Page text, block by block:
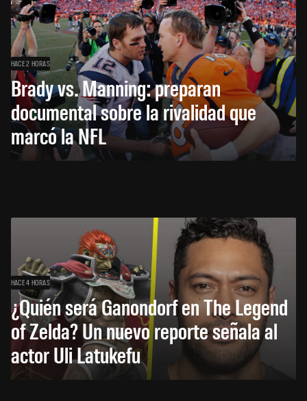
HACE 2 HORAS
Brady vs. Manning: preparan
documental sobre la rivalidad que
marcó la NFL
HACE 4 HORAS
¿Quién será Ganondorf en The Legend
of Zelda? Un nuevo reporte señala al
actor Uli Latukefu